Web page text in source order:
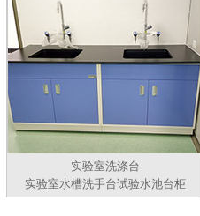
实验室洗涤台
实验室水槽洗手台试验水池台柜